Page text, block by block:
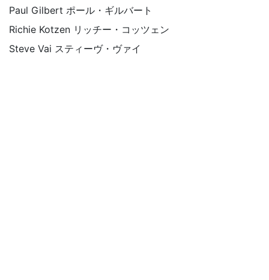
Paul Gilbert ポール・ギルバート
Richie Kotzen リッチー・コッツェン
Steve Vai スティーヴ・ヴァイ